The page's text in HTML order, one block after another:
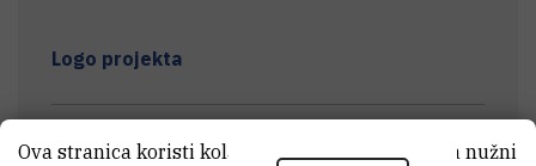
Logo projekta
Istraživački tim
Ova stranica koristi kolačiće. Neki od tih kolačića nužni